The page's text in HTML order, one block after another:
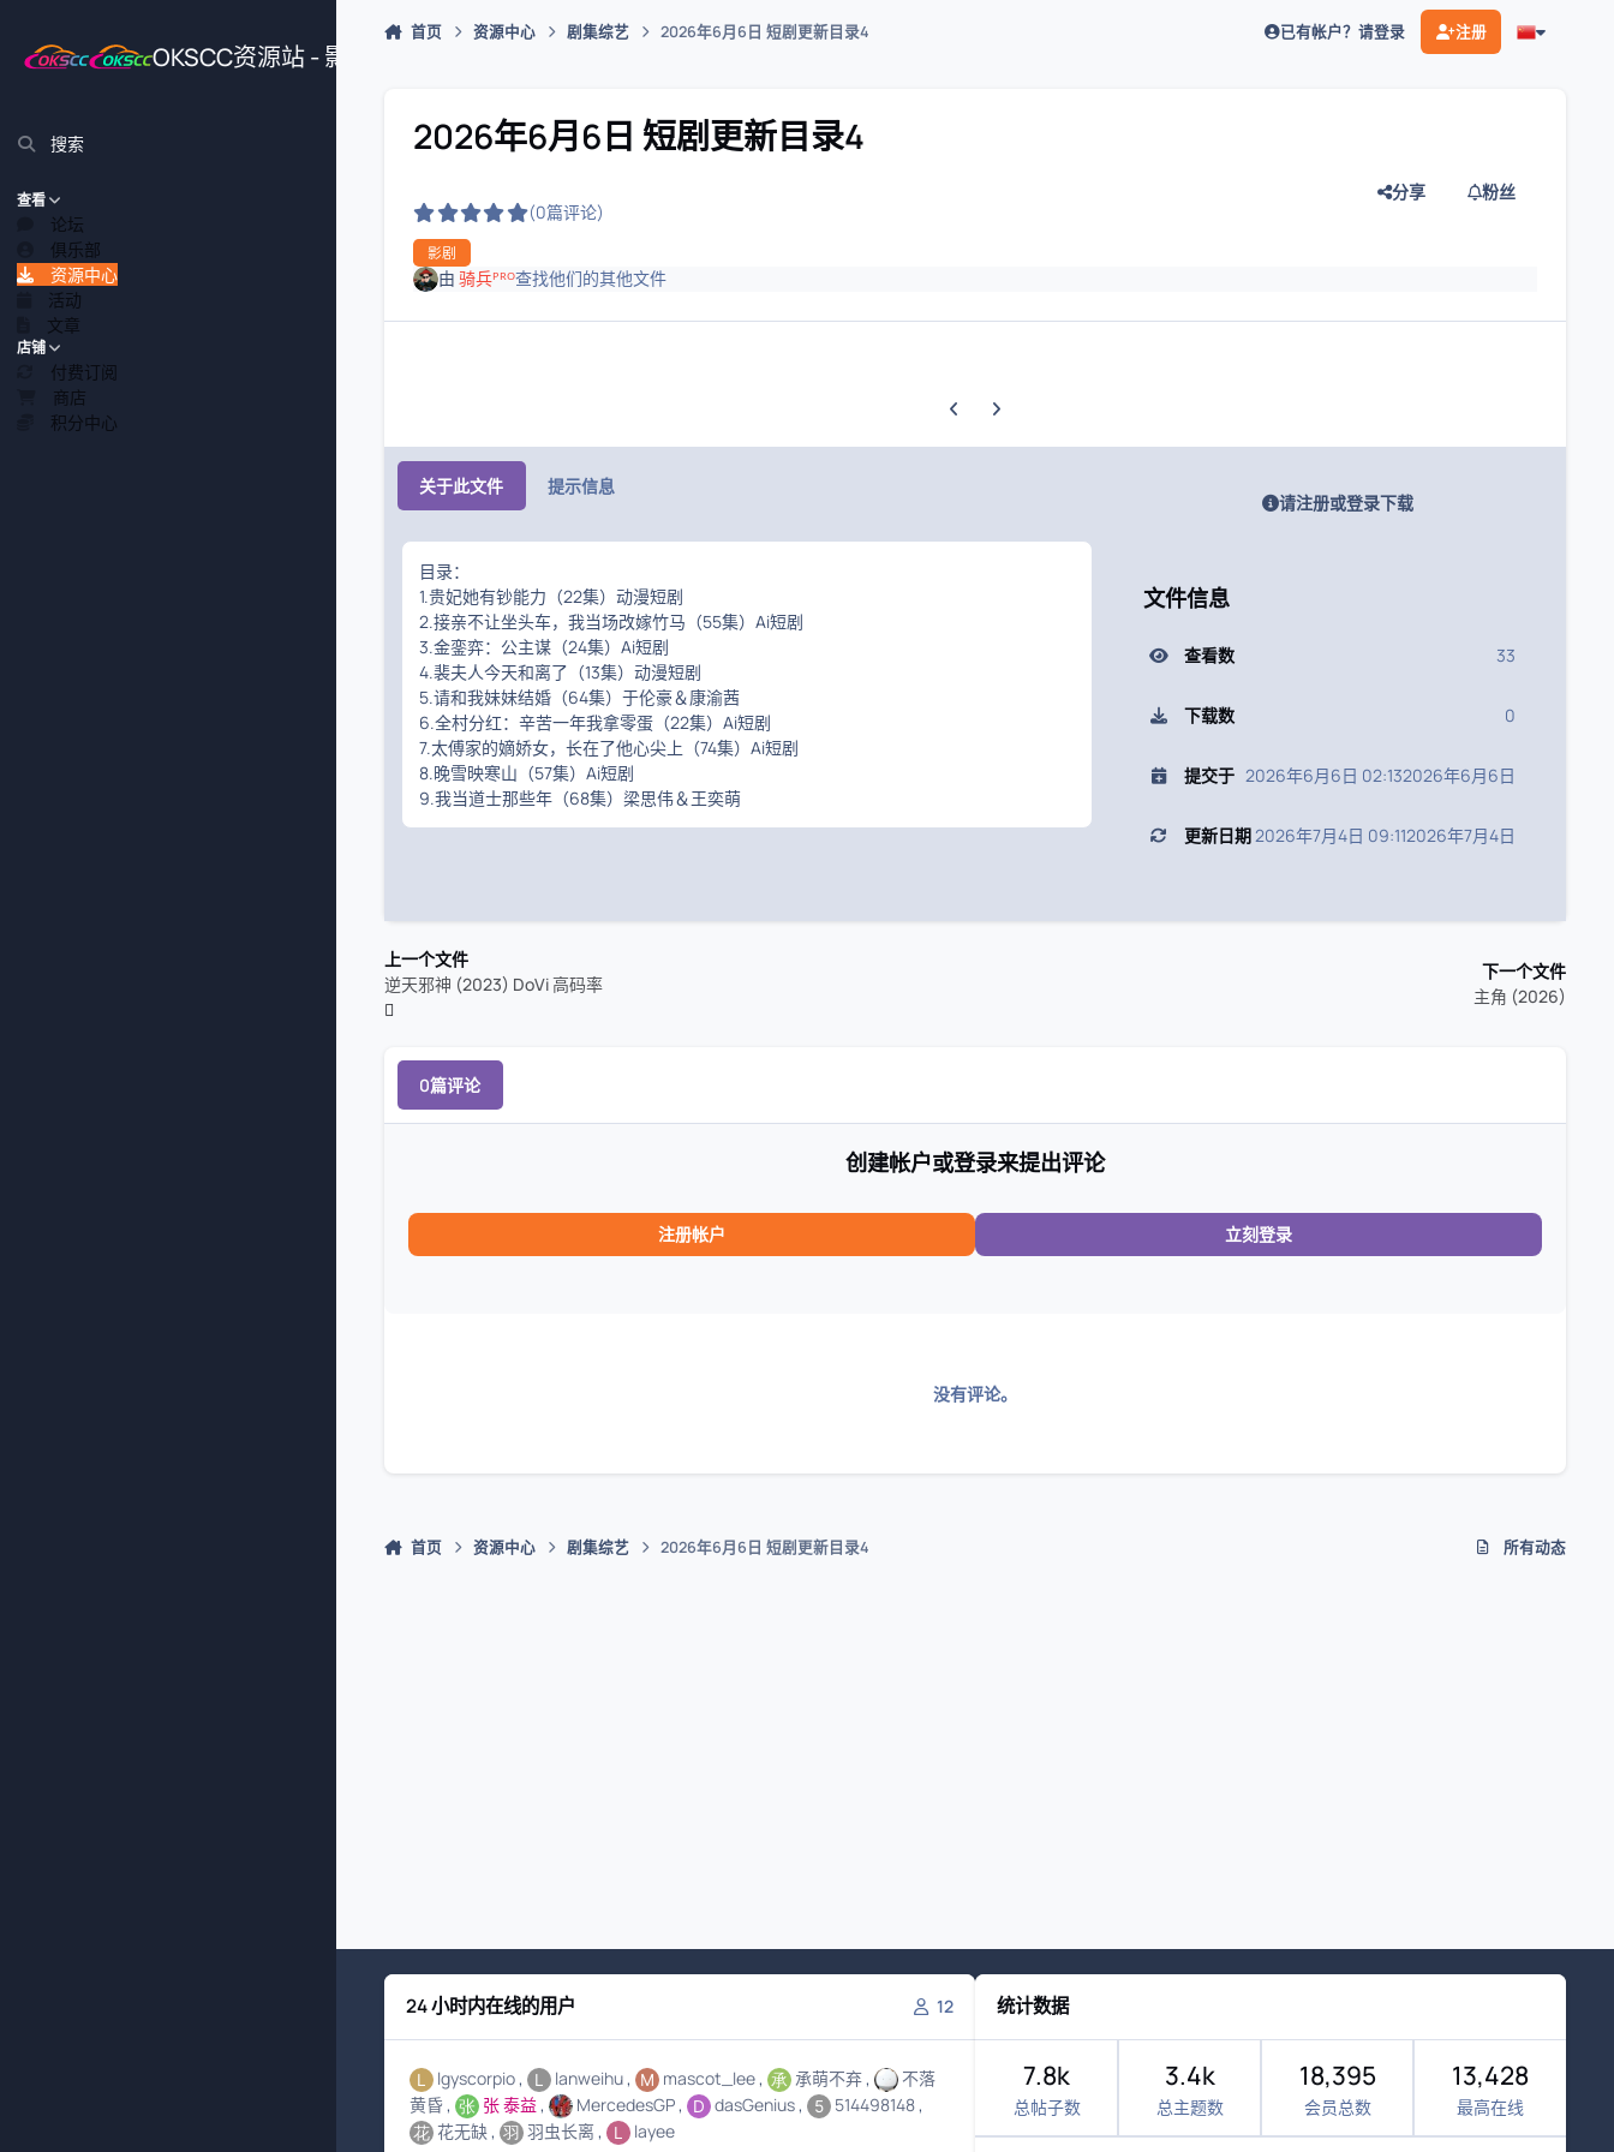
OKSCC资源站 - 影视、游戏、源码插件综合下载平台
搜索
查看
论坛
俱乐部
资源中心
活动
文章
店铺
付费订阅
商店
积分中心
首页 资源中心 剧集综艺 2026年6月6日 短剧更新目录4 已有帐户？请登录 注册
2026年6月6日 短剧更新目录4
(0篇评论)
影剧
分享 粉丝
由 骑兵ᴾᴿᴼ查找他们的其他文件
上一张轮播幻灯片
下一张轮播幻灯片
关于此文件 提示信息
目录：
1.贵妃她有钞能力（22集）动漫短剧
2.接亲不让坐头车，我当场改嫁竹马（55集）Ai短剧
3.金銮弈：公主谋（24集）Ai短剧
4.裴夫人今天和离了（13集）动漫短剧
5.请和我妹妹结婚（64集）于伦豪＆康渝茜
6.全村分红：辛苦一年我拿零蛋（22集）Ai短剧
7.太傅家的嫡娇女，长在了他心尖上（74集）Ai短剧
8.晚雪映寒山（57集）Ai短剧
9.我当道士那些年（68集）梁思伟＆王奕萌
请注册或登录下载
文件信息
查看数 33
下载数 0
提交于 2026年6月6日 02:132026年6月6日
更新日期2026年7月4日 09:112026年7月4日
上一个文件
逆天邪神 (2023) DoVi 高码率
下一个文件
主角 (2026)
0篇评论
创建帐户或登录来提出评论
注册帐户 立刻登录
没有评论。
首页 资源中心 剧集综艺 2026年6月6日 短剧更新目录4 所有动态
24 小时内在线的用户 12
lgyscorpio lanweihu mascot_lee 承萌不弃
不落
黄昏
张 泰益 MercedesGP dasGenius
514498148
花无缺
羽虫长离 layee
统计数据
7.8k
总帖子数
3.4k
总主题数
18,395
会员总数
13,428
最高在线